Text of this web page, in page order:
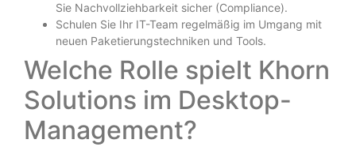
Sie Nachvollziehbarkeit sicher (Compliance).
Schulen Sie Ihr IT-Team regelmäßig im Umgang mit
neuen Paketierungstechniken und Tools.
Welche Rolle spielt Khorn
Solutions im Desktop-
Management?